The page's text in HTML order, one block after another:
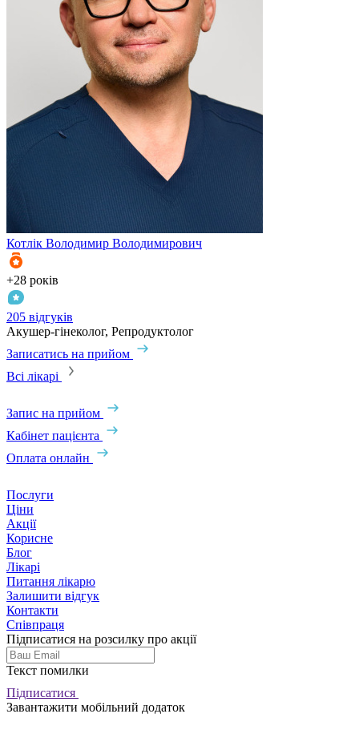
Котлік Володимир Володимирович
+28 років
205 відгуків
Акушер-гінеколог, Репродуктолог
Записатись на прийом
Всі лікарі
Запис на прийом
Кабінет пацієнта
Оплата онлайн
Послуги
Ціни
Акції
Корисне
Блог
Лікарі
Питання лікарю
Залишити відгук
Контакти
Співпраця
Підписатися на розсилку про акції
Текст помилки
Підписатися
Завантажити мобільний додаток